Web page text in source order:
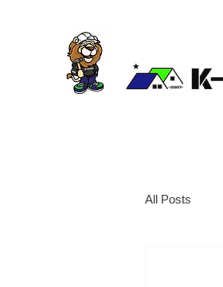
All Posts